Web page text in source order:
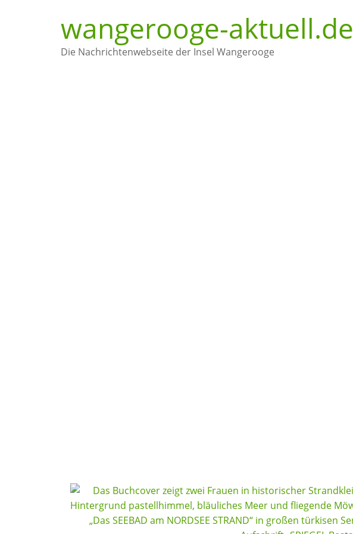
wangerooge-aktuell.de
Die Nachrichtenwebseite der Insel Wangerooge